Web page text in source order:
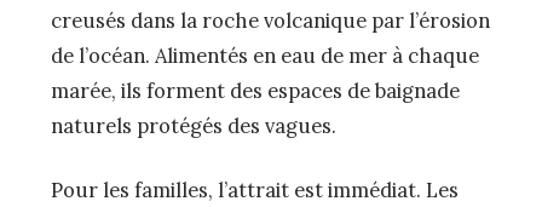
creusés dans la roche volcanique par l’érosion
de l’océan. Alimentés en eau de mer à chaque
marée, ils forment des espaces de baignade
naturels protégés des vagues.
Pour les familles, l’attrait est immédiat. Les